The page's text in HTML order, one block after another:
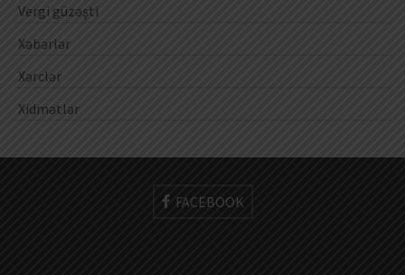
Vergi güzəşti
Xəbərlər
Xərclər
Xidmətlər
FACEBOOK